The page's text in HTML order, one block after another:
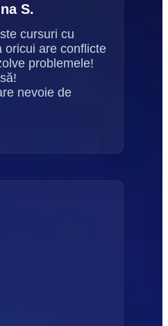
cursuri cu
oricui are conflicte
problemele!
nevoie de
S.